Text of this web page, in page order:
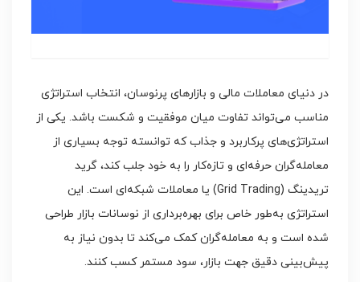
در دنیای معاملات مالی و بازارهای پرنوسان، انتخاب استراتژی
مناسب می‌تواند تفاوت میان موفقیت و شکست باشد. یکی از
استراتژی‌های پرکاربرد و جذاب که توانسته توجه بسیاری از
معامله‌گران حرفه‌ای و تازه‌کار را به خود جلب کند، گرید
تریدینگ (Grid Trading) یا معاملات شبکه‌ای است. این
استراتژی به‌طور خاص برای بهره‌برداری از نوسانات بازار طراحی
شده است و به معامله‌گران کمک می‌کند تا بدون نیاز به
پیش‌بینی دقیق جهت بازار، سود مستمر کسب کنند.